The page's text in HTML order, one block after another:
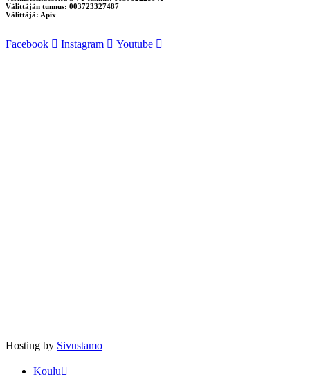
Välittäjän tunnus: 003723327487
Välittäjä: Apix
Facebook Instagram Youtube
Hosting by Sivustamo
Koulu